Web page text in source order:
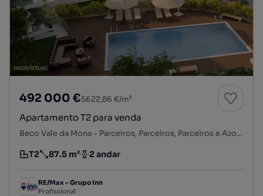
492 000 €5622,86 €/m²
Apartamento T2 para venda
Beco Vale da Mona - Parceiros, Parceiros, Parceiros e Azoia, Leiria, Leiria
Tipologia
T2
Preço por metro quadrado
87.5 m²
Andar 2 andar
RE/Max - Grupo Inn
Profissional